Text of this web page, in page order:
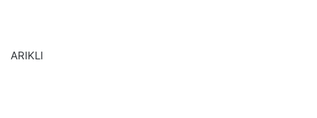
ARIKLI